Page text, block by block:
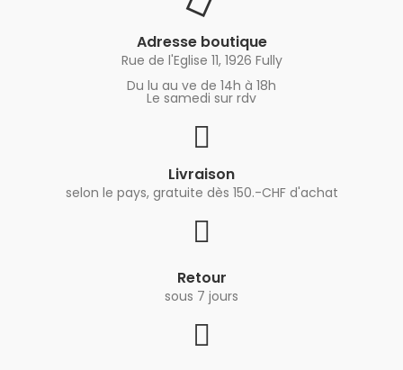
Adresse boutique
Rue de l'Eglise 11, 1926 Fully
Du lu au ve de 14h à 18h
Le samedi sur rdv
Livraison
selon le pays, gratuite dès 150.-CHF d'achat
Retour
sous 7 jours